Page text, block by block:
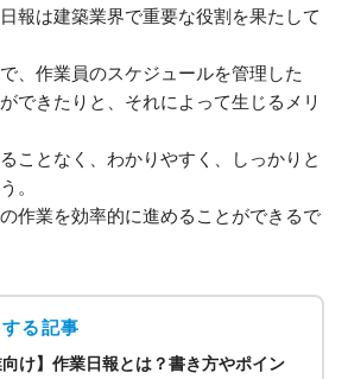
報は建築業界で重要な役割を果たして
、作業員のスケジュールを管理した
できたりと、それによって生じるメリ
ことなく、わかりやすく、しっかりと
。
作業を効率的に進めることができるで
る記事
け】作業日報とは？書き方やポイン